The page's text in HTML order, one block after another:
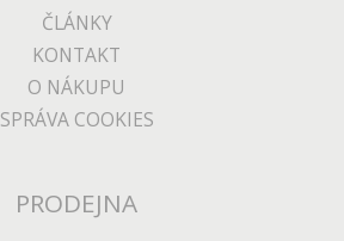
ČLÁNKY
KONTAKT
O NÁKUPU
SPRÁVA COOKIES
PRODEJNA